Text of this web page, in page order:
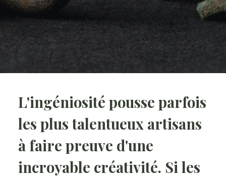
L'ingéniosité pousse parfois
les plus talentueux artisans
à faire preuve d'une
incroyable créativité. Si les